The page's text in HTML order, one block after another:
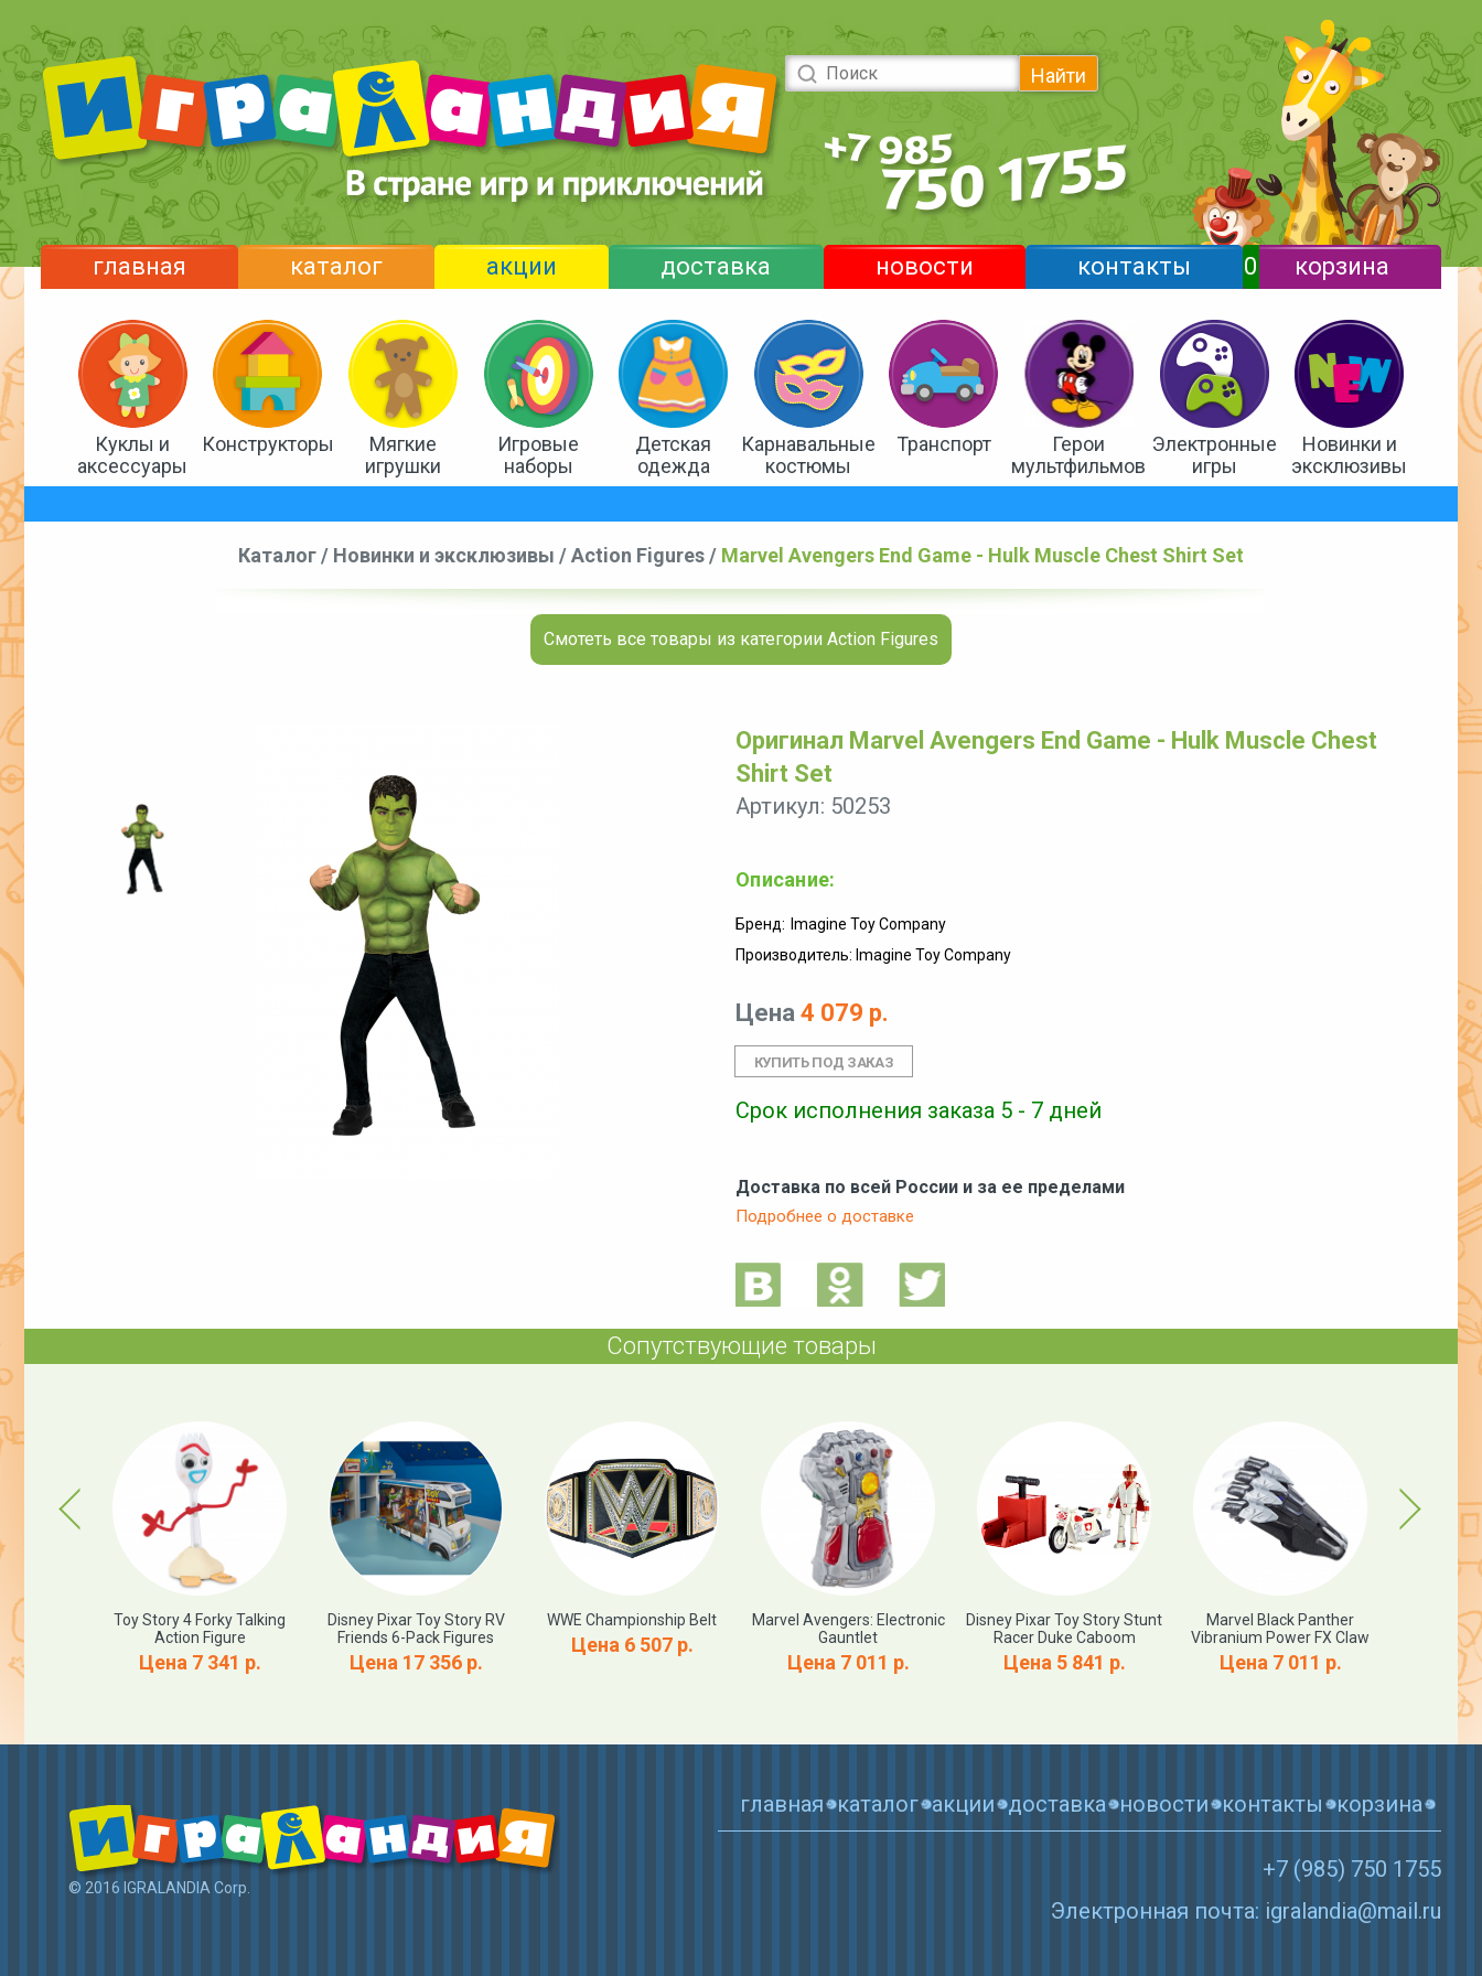
Найти
главная каталог акции доставка новости контакты 0 корзина
Куклы и
аксессуары
Конструкторы
Мягкие
игрушки
Игровые
наборы
Детская
одежда
Карнавальные
костюмы
Транспорт
Герои
мультфильмов
Электронные
игры
Новинки и
эксклюзивы
Каталог / Новинки и эксклюзивы /Action Figures / Marvel Avengers End Game - Hulk Muscle Chest Shirt Set
Смотеть все товары из категории Action Figures
Оригинал Marvel Avengers End Game - Hulk Muscle Chest
Shirt Set
Артикул: 50253
Описание:
Бренд: Imagine Toy Company
Производитель: Imagine Toy Company
Цена 4 079 р.
Срок исполнения заказа 5 - 7 дней
Доставка по всей России и за ее пределами
Подробнее о доставке
Сопутствующие товары
Previous
р.
Toy Story 4 Forky Talking
Action Figure
Цена 7 341 р.
Disney Pixar Toy Story RV
Friends 6-Pack Figures
Цена 17 356 р.
WWE Championship Belt
Цена 6 507 р.
Marvel Avengers: Electronic
Gauntlet
Цена 7 011 р.
Disney Pixar Toy Story Stunt
Racer Duke Caboom
Цена 5 841 р.
Marvel Black Panther
Vibranium Power FX Claw
Цена 7 011 р.
Marvel
Infinity
Electronic
Next
© 2016 IGRALANDIA Corp.
главная каталог акции доставка новости контакты корзина
+7 (985) 750 1755
Электронная почта: igralandia@mail.ru